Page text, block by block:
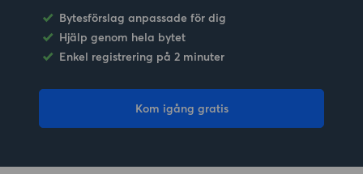
Bytesförslag anpassade för dig
Hjälp genom hela bytet
Enkel registrering på 2 minuter
Kom igång gratis